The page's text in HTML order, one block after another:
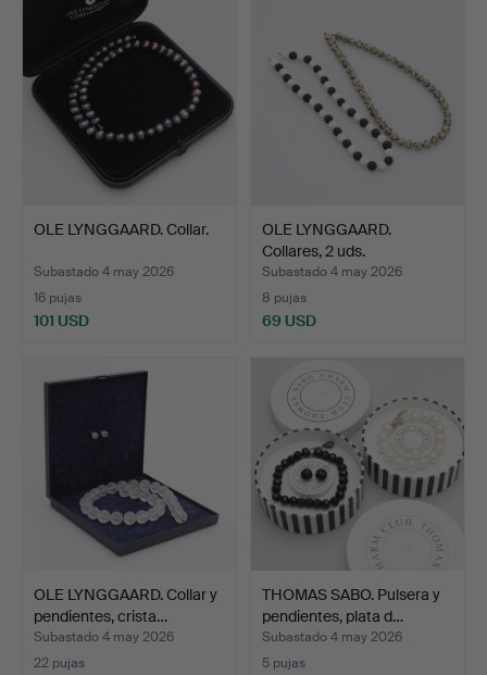
OLE LYNGGAARD. Collar.
Subastado 4 may 2026
16 pujas
101 USD
OLE LYNGGAARD.
Collares, 2 uds.
Subastado 4 may 2026
8 pujas
69 USD
OLE LYNGGAARD. Collar y
pendientes, crista…
Subastado 4 may 2026
22 pujas
THOMAS SABO. Pulsera y
pendientes, plata d…
Subastado 4 may 2026
5 pujas